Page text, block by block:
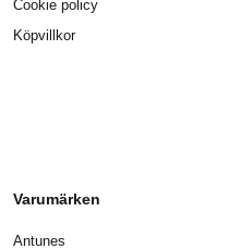
Cookie policy
Köpvillkor
Varumärken
Antunes